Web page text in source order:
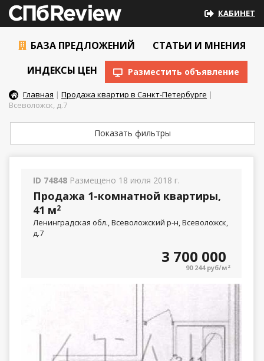
КАБИНЕТ
БАЗА ПРЕДЛОЖЕНИЙ
СТАТЬИ И МНЕНИЯ
ИНДЕКСЫ ЦЕН
Разместить объявление
Главная | Продажа квартир в Санкт-Петербурге |
Всеволожск, д.7
Показать фильтры
ID 74848 Размещено 18 июля 2018 г.
Продажа 1-комнатной квартиры,
41 м2
Ленинградская обл., Всеволожский р-н, Всеволожск,
д.7
3 700 000
90 244 руб/м 2